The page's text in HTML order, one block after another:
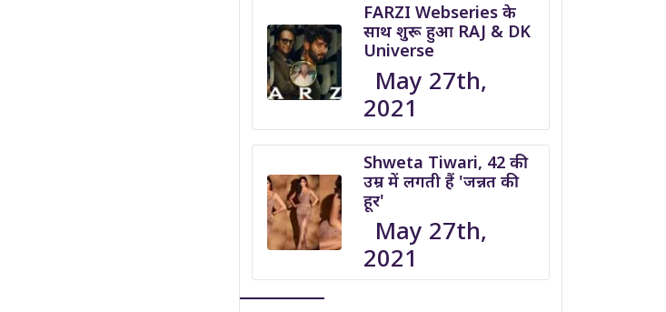
FARZI Webseries के
साथ शुरू हुआ RAJ & DK
Universe
May 27th,
2021
Shweta Tiwari, 42 की
उम्र में लगती हैं 'जन्नत की
हूर'
May 27th,
2021